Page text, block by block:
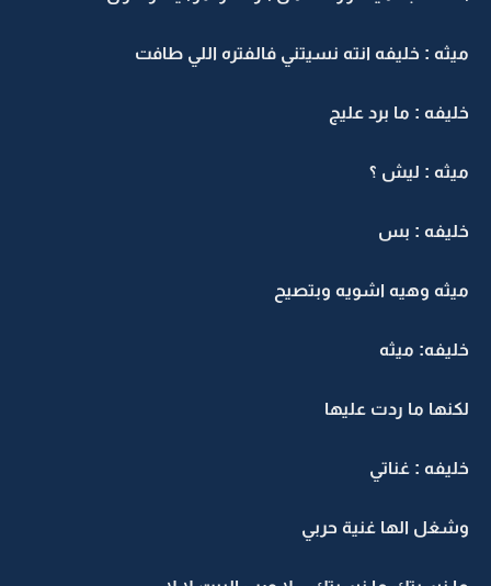
ميثه : خليفه انته نسيتني فالفتره اللي طافت
خليفه : ما برد عليج
ميثه : ليش ؟
خليفه : بس
ميثه وهيه اشويه وبتصيح
خليفه: ميثه
لكنها ما ردت عليها
خليفه : غناتي
وشغل الها غنية حربي